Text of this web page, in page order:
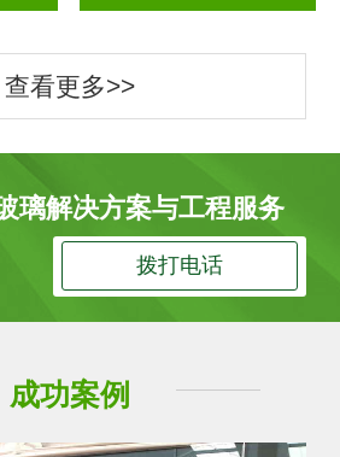
查看更多>>
璃解决方案与工程服务
拨打电话
成功案例